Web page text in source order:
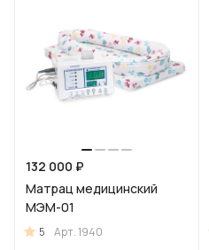
132 000 ₽
Матрац медицинский
МЭМ-01
5 Арт.1940